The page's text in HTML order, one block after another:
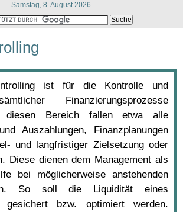
Samstag, 8. August 2026
ist für die Kontrolle und
Finanzierungsprozesse
diesen Bereich fallen etwa alle
Auszahlungen, Finanzplanungen
und langfristiger Zielsetzung oder
Diese dienen dem Management als
bei möglicherweise anstehenden
So soll die Liquidität eines
gesichert bzw. optimiert werden.